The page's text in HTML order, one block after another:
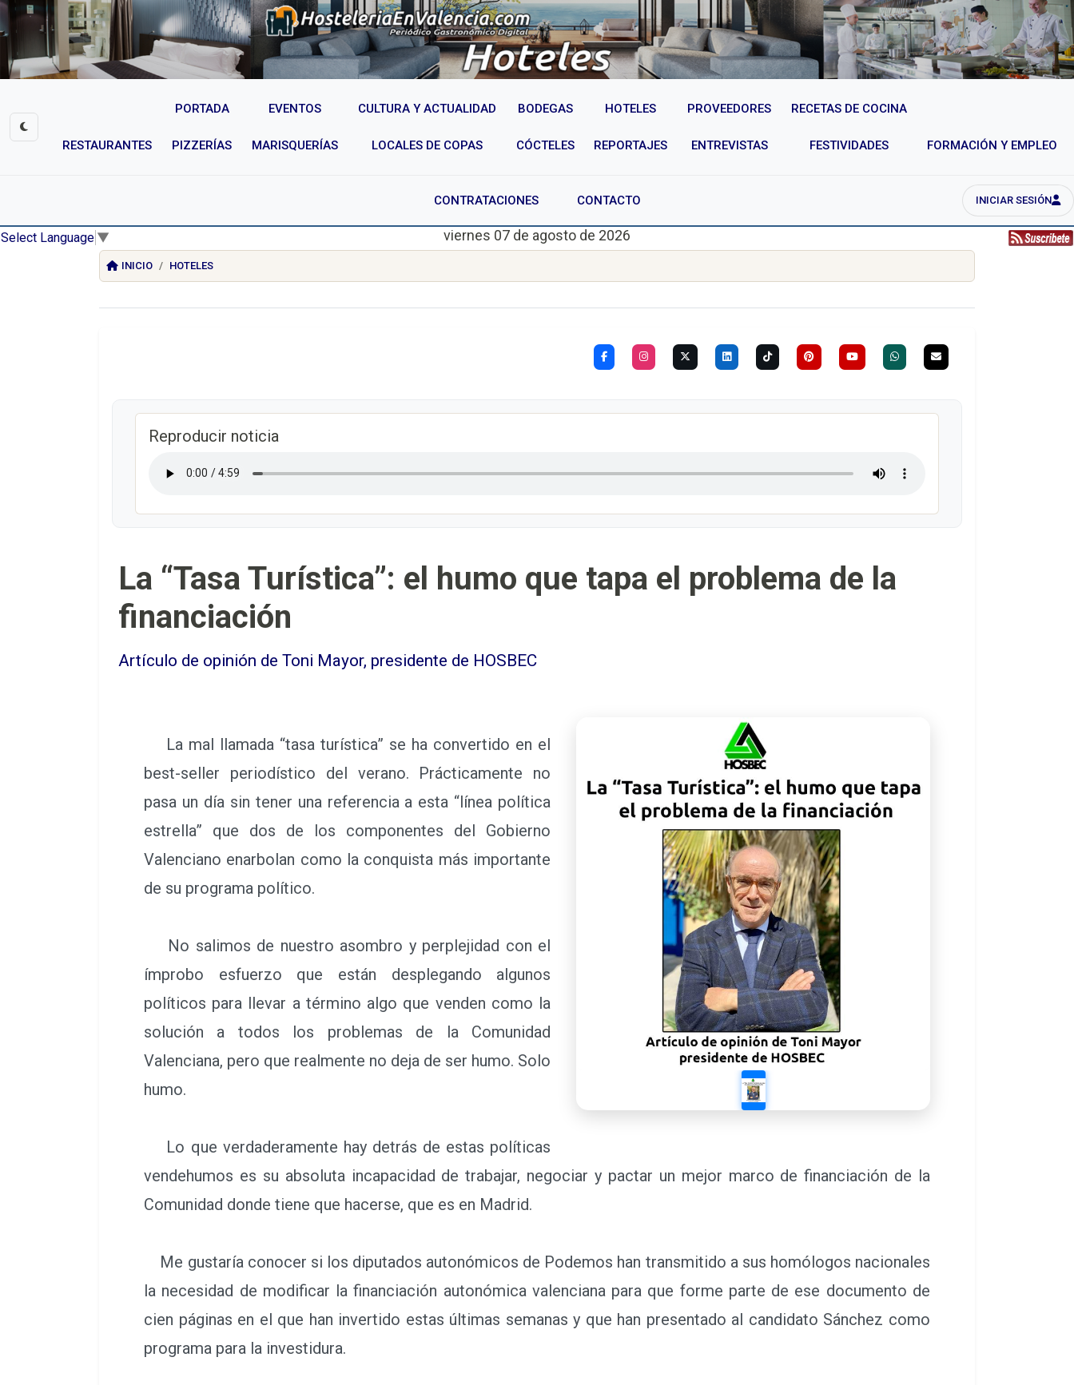
PORTADA EVENTOS CULTURA Y ACTUALIDAD BODEGAS HOTELES PROVEEDORES RECETAS DE COCINA
RESTAURANTES PIZZERÍAS MARISQUERÍAS LOCALES DE COPAS CÓCTELES REPORTAJES ENTREVISTAS FESTIVIDADES FORMACIÓN Y EMPLEO
CONTRATACIONES CONTACTO INICIAR SESIÓN
Select Language ▼ viernes 07 de agosto de 2026
INICIO HOTELES
Reproducir noticia
La “Tasa Turística”: el humo que tapa el problema de la
financiación
Artículo de opinión de Toni Mayor, presidente de HOSBEC
La mal llamada “tasa turística” se ha convertido en el
best-seller periodístico del verano. Prácticamente no
pasa un día sin tener una referencia a esta “línea política
estrella” que dos de los componentes del Gobierno
Valenciano enarbolan como la conquista más importante
de su programa político.
No salimos de nuestro asombro y perplejidad con el
ímprobo esfuerzo que están desplegando algunos
políticos para llevar a término algo que venden como la
solución a todos los problemas de la Comunidad
Valenciana, pero que realmente no deja de ser humo. Solo
humo.
Lo que verdaderamente hay detrás de estas políticas
vendehumos es su absoluta incapacidad de trabajar, negociar y pactar un mejor marco de financiación de la
Comunidad donde tiene que hacerse, que es en Madrid.
Me gustaría conocer si los diputados autonómicos de Podemos han transmitido a sus homólogos nacionales
la necesidad de modificar la financiación autonómica valenciana para que forme parte de ese documento de
cien páginas en el que han invertido estas últimas semanas y que han presentado al candidato Sánchez como
programa para la investidura.